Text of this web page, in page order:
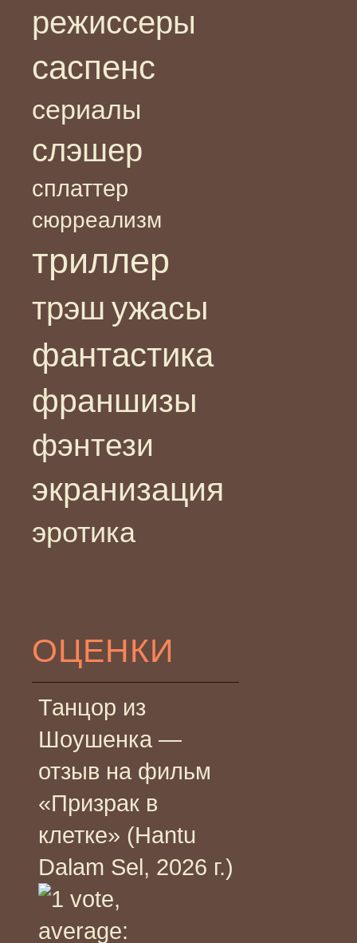
режиссеры
саспенс
сериалы
слэшер
сплаттер
сюрреализм
триллер
трэш ужасы
фантастика
франшизы
фэнтези
экранизация
эротика
ОЦЕНКИ
Танцор из
Шоушенка —
отзыв на фильм
«Призрак в
клетке» (Hantu
Dalam Sel, 2026 г.)